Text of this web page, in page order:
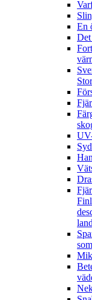
En
Det